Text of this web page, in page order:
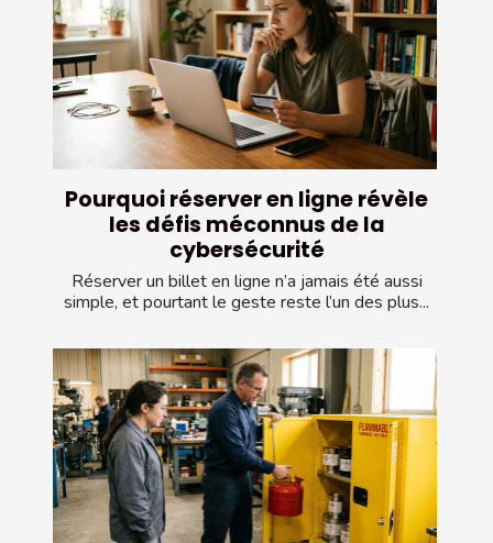
Pourquoi réserver en ligne révèle
les défis méconnus de la
cybersécurité
Réserver un billet en ligne n’a jamais été aussi
simple, et pourtant le geste reste l’un des plus...